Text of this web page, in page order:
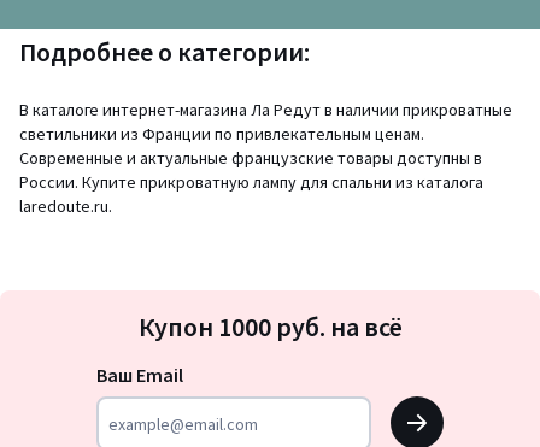
Подробнее о категории:
В каталоге интернет-магазина Ла Редут в наличии прикроватные
светильники из Франции по привлекательным ценам.
Современные и актуальные французские товары доступны в
России. Купите прикроватную лампу для спальни из каталога
laredoute.ru.
на
Купон 1000 руб. на всё
Ваш Email
OK